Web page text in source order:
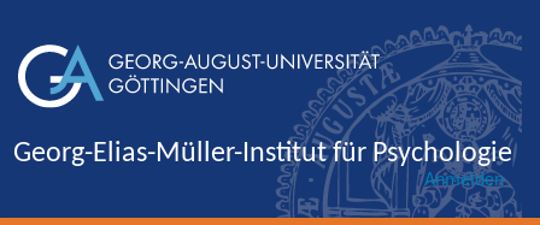
Georg-Elias-Müller-Institut für Psychologie
Anmelden